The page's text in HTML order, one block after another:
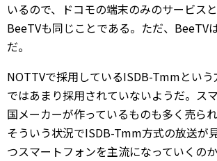
いるので、ドコモの端末のみのサービス
BeeTVも同じことである。ただ、BeeTV
だ。
NOTTVで採用しているISDB-Tmmとい
ではあまり採用されていないようだ。ス
国メーカーが作っているものも多く売ら
そういう状況でISDB-Tmm方式の放送が
つスマートフォンを主流になっていくの